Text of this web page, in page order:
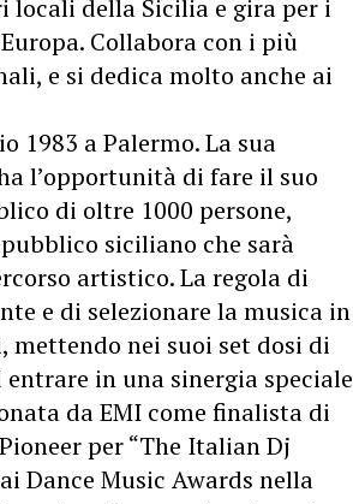
della Sicilia e gira per i
Collabora con i più
e si dedica molto anche ai
1983 a Palermo. La sua
l’opportunità di fare il suo
di oltre 1000 persone,
siciliano che sarà
artistico. La regola di
e di selezionare la musica in
mettendo nei suoi set dosi di
in una sinergia speciale
da EMI come finalista di
per “The Italian Dj
Dance Music Awards nella